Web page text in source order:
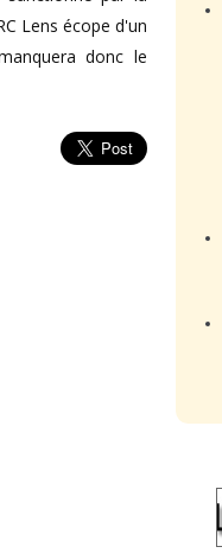
Lens écope d'un
donc le